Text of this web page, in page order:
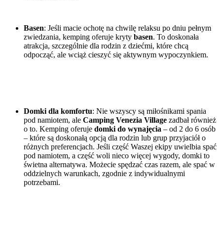
Basen: Jeśli macie ochotę na chwilę relaksu po dniu pełnym
zwiedzania, kemping oferuje kryty basen. To doskonała
atrakcja, szczególnie dla rodzin z dziećmi, które chcą
odpocząć, ale wciąż cieszyć się aktywnym wypoczynkiem.
Domki dla komfortu: Nie wszyscy są miłośnikami spania
pod namiotem, ale Camping Venezia Village zadbał również
o to. Kemping oferuje domki do wynajęcia – od 2 do 6 osób
– które są doskonałą opcją dla rodzin lub grup przyjaciół o
różnych preferencjach. Jeśli część Waszej ekipy uwielbia spać
pod namiotem, a część woli nieco więcej wygody, domki to
świetna alternatywa. Możecie spędzać czas razem, ale spać w
oddzielnych warunkach, zgodnie z indywidualnymi
potrzebami.